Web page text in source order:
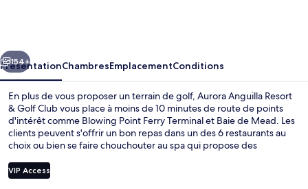
Golf
Club
Suivant
154+
PrésentationChambresEmplacementConditions
En plus de vous proposer un terrain de golf, Aurora Anguilla Resort
& Golf Club vous place à moins de 10 minutes de route de points
d'intérêt comme Blowing Point Ferry Terminal et Baie de Mead. Les
clients peuvent s'offrir un bon repas dans un des 6 restaurants au
choix ou bien se faire chouchouter au spa qui propose des
soins d'hydrothérapie. Ce complexe touristique de luxe abrite en
outre 2 piscines extérieures, un centre de remise en forme ouvert
VIP Access